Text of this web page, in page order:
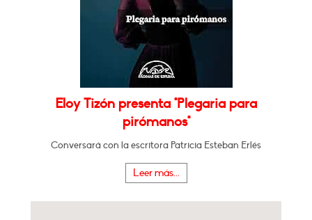
Eloy Tizón presenta "Plegaria para
pirómanos"
Conversará con la escritora Patricia Esteban Erlés
Leer más...